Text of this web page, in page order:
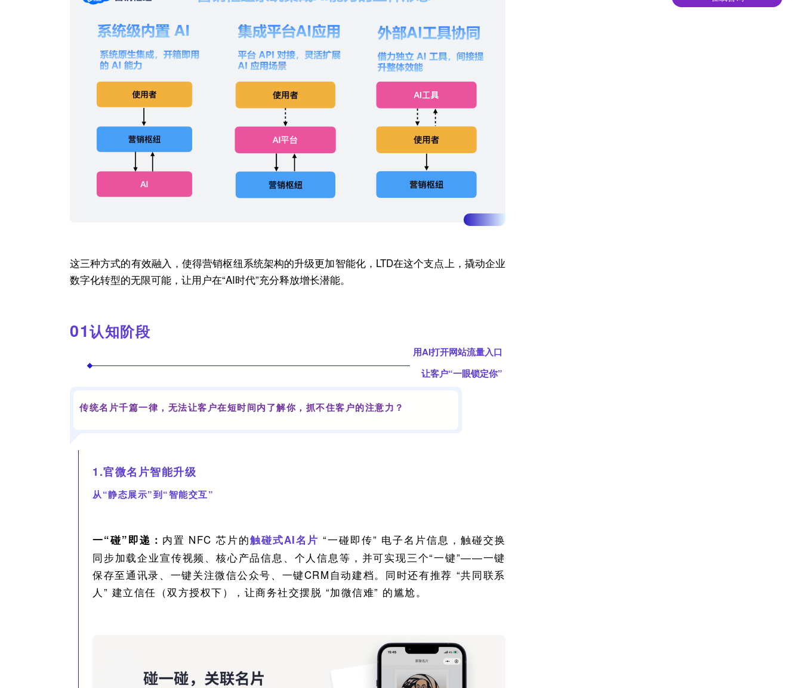
这三种方式的有效融入，使得营销枢纽系统架构的升级更加智能化，LTD在这个支点上，撬动企业
数字化转型的无限可能，让用户在“AI时代”充分释放增长潜能。
01认知阶段
用AI打开网站流量入口
让客户“一眼锁定你”
传统名片千篇一律，无法让客户在短时间内了解你，抓不住客户的注意力？
1.官微名片智能升级
从“静态展示”到“智能交互”
一“碰”即递： 内置 NFC 芯片的触碰式AI名片 “一碰即传” 电子名片信息，触碰交换
同步加载企业宣传视频、核心产品信息、个人信息等，并可实现三个“一键”——一键
保存至通讯录、一键关注微信公众号、一键CRM自动建档。同时还有推荐 “共同联系
人” 建立信任（双方授权下），让商务社交摆脱 “加微信难” 的尴尬。